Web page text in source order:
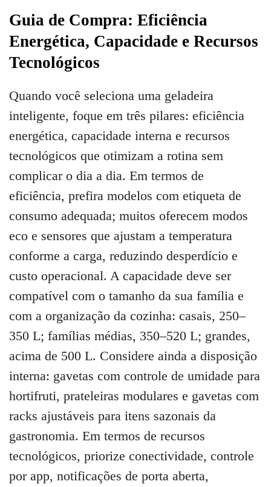
Guia de Compra: Eficiência
Energética, Capacidade e Recursos
Tecnológicos
Quando você seleciona uma geladeira
inteligente, foque em três pilares: eficiência
energética, capacidade interna e recursos
tecnológicos que otimizam a rotina sem
complicar o dia a dia. Em termos de
eficiência, prefira modelos com etiqueta de
consumo adequada; muitos oferecem modos
eco e sensores que ajustam a temperatura
conforme a carga, reduzindo desperdício e
custo operacional. A capacidade deve ser
compatível com o tamanho da sua família e
com a organização da cozinha: casais, 250–
350 L; famílias médias, 350–520 L; grandes,
acima de 500 L. Considere ainda a disposição
interna: gavetas com controle de umidade para
hortifruti, prateleiras modulares e gavetas com
racks ajustáveis para itens sazonais da
gastronomia. Em termos de recursos
tecnológicos, priorize conectividade, controle
por app, notificações de porta aberta,